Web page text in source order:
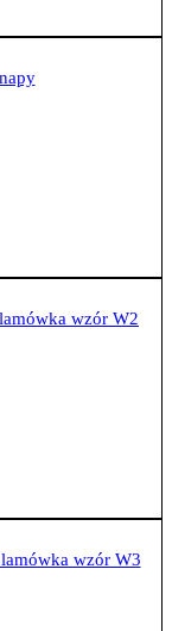
wzór W2
wzór W3